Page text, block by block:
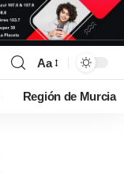
Aa
Región de Murcia